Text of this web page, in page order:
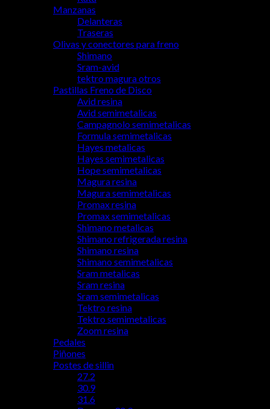
Manzanas
Delanteras
Traseras
Olivas y conectores para freno
Shimano
Sram-avid
tektro magura otros
Pastillas Freno de Disco
Avid resina
Avid semimetalicas
Campagnolo semimetalicas
Formula semimetalicas
Hayes metalicas
Hayes semimetalicas
Hope semimetalicas
Magura resina
Magura semimetalicas
Promax resina
Promax semimetalicas
Shimano metalicas
Shimano refrigerada resina
Shimano resina
Shimano semimetalicas
Sram metalicas
Sram resina
Sram semimetalicas
Tektro resina
Tektro semimetalicas
Zoom resina
Pedales
Piñones
Postes de sillin
27.2
30.9
31.6